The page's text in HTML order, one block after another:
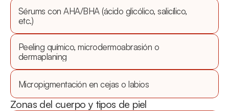
Sérums con AHA/BHA (ácido glicólico, salicílico,
etc.)
Peeling químico, microdermoabrasión o
dermaplaning
Micropigmentación en cejas o labios
Zonas del cuerpo y tipos de piel